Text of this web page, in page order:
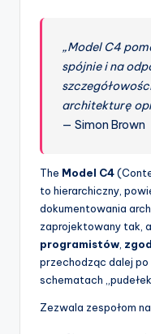
si
&
w
„Model C4
spójnie i na
architekturę
— Simon Brown
The Model C4
to hierarchiczny,
dokumentowania
zaprojektowany tak,
programistów
przechodząc dalej
schematach „pudełek
Zezwala zespołom